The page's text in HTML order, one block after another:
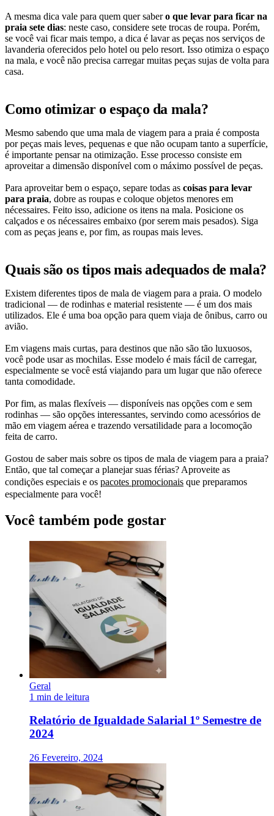
A mesma dica vale para quem quer sabero que levar para ficar na
praia sete dias: neste caso, considere sete trocas de roupa. Porém,
se você vai ficar mais tempo, a dica é lavar as peças nos serviços de
lavanderia oferecidos pelo hotel ou pelo resort. Isso otimiza o espaço
na mala, e você não precisa carregar muitas peças sujas de volta para
casa.
Como otimizar o espaço da mala?
Mesmo sabendo que uma mala de viagem para a praia é composta
por peças mais leves, pequenas e que não ocupam tanto a superfície,
é importante pensar na otimização. Esse processo consiste em
aproveitar a dimensão disponível com o máximo possível de peças.
Para aproveitar bem o espaço, separe todas as coisas para levar
para praia, dobre as roupas e coloque objetos menores em
nécessaires. Feito isso, adicione os itens na mala. Posicione os
calçados e os nécessaires embaixo (por serem mais pesados). Siga
com as peças jeans e, por fim, as roupas mais leves.
Quais são os tipos mais adequados de mala?
Existem diferentes tipos de mala de viagem para a praia. O modelo
tradicional — de rodinhas e material resistente — é um dos mais
utilizados. Ele é uma boa opção para quem viaja de ônibus, carro ou
avião.
Em viagens mais curtas, para destinos que não são tão luxuosos,
você pode usar as mochilas. Esse modelo é mais fácil de carregar,
especialmente se você está viajando para um lugar que não oferece
tanta comodidade.
Por fim, as malas flexíveis — disponíveis nas opções com e sem
rodinhas — são opções interessantes, servindo como acessórios de
mão em viagem aérea e trazendo versatilidade para a locomoção
feita de carro.
Gostou de saber mais sobre os tipos de mala de viagem para a praia?
Então, que tal começar a planejar suas férias? Aproveite as
condições especiais e os pacotes promocionais que preparamos
especialmente para você!
Você também pode gostar
Geral
1 min de leitura
Relatório de Igualdade Salarial 1º Semestre de
2024
26 Fevereiro, 2024